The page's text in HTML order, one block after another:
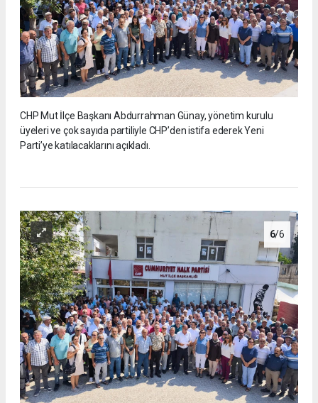
CHP Mut İlçe Başkanı Abdurrahman Günay, yönetim kurulu
üyeleri ve çok sayıda partiliyle CHP’den istifa ederek Yeni
Parti’ye katılacaklarını açıkladı.
6/6